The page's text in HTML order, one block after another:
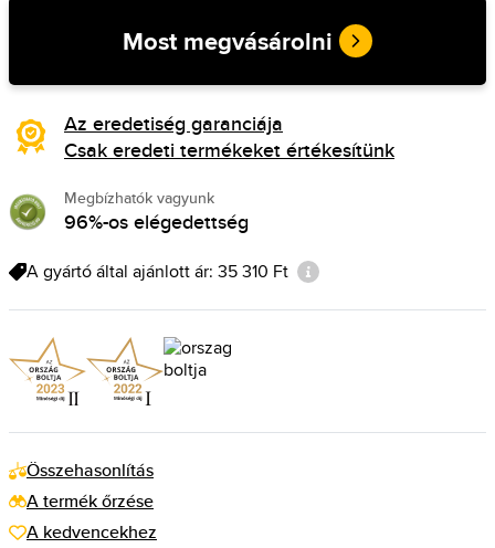
Most megvásárolni
Az eredetiség garanciája
Csak eredeti termékeket értékesítünk
Megbízhatók vagyunk
96%-os elégedettség
A gyártó által ajánlott ár: 35 310 Ft
Összehasonlítás
A termék őrzése
A kedvencekhez